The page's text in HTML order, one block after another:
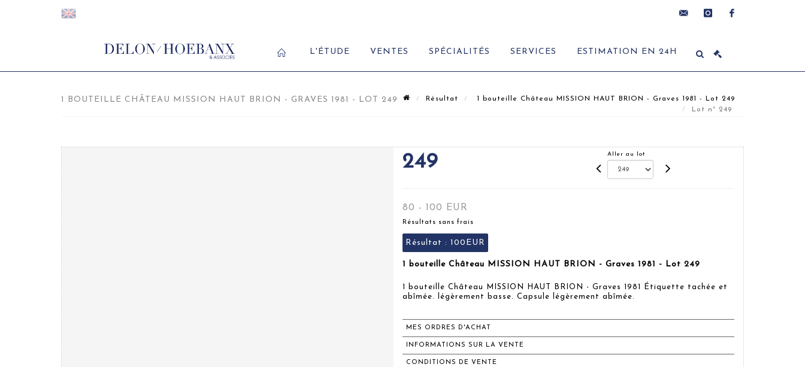
L'ÉTUDE VENTES SPÉCIALITÉS SERVICES ESTIMATION EN 24H
1 BOUTEILLE CHÂTEAU MISSION HAUT BRION - GRAVES 1981 - LOT 249 Résultat
1 bouteille Château MISSION HAUT BRION - Graves 1981 - Lot 249
Lot n° 249
249 Aller au lot
80 - 100 EUR
Résultats sans frais
Résultat : 100EUR
1 bouteille Château MISSION HAUT BRION - Graves 1981 - Lot 249
1 bouteille Château MISSION HAUT BRION - Graves 1981 Étiquette tachée et
abîmée. légèrement basse. Capsule légèrement abîmée.
MES ORDRES D'ACHAT
INFORMATIONS SUR LA VENTE
CONDITIONS DE VENTE